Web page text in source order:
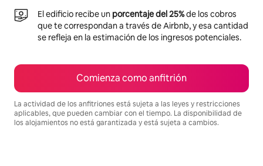
El edificio recibe un porcentaje del 25%de los cobros
que te correspondan a través de Airbnb, y esa cantidad
se refleja en la estimación de los ingresos potenciales.
Comienza como anfitrión
La actividad de los anfitriones está sujeta a las leyes y restricciones
aplicables, que pueden cambiar con el tiempo. La disponibilidad de
los alojamientos no está garantizada y está sujeta a cambios.